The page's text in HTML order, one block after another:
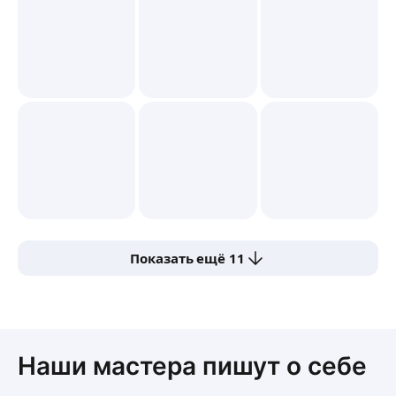
Показать ещё 11
Наши мастера пишут о себе